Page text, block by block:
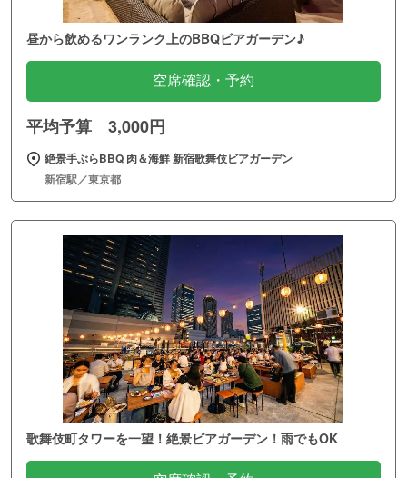
昼から飲めるワンランク上のBBQビアガーデン♪
空席確認・予約
平均予算 3,000円
絶景手ぶらBBQ 肉＆海鮮 新宿歌舞伎ビアガーデン
新宿駅／東京都
歌舞伎町タワーを一望！絶景ビアガーデン！雨でもOK